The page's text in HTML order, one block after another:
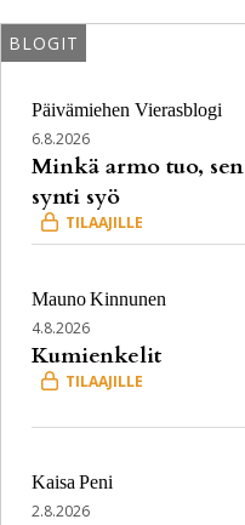
BLOGIT
Päivämiehen Vierasblogi
6.8.2026
Minkä armo tuo, sen
synti syö
MaunoKinnunen
4.8.2026
Kumienkelit
Kaisa Peni
2.8.2026